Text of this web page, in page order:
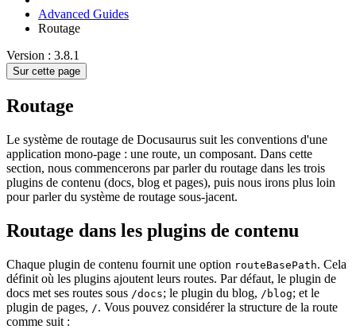
Advanced Guides
Routage
Version : 3.8.1
Sur cette page
Routage
Le système de routage de Docusaurus suit les conventions d'une
application mono-page : une route, un composant. Dans cette
section, nous commencerons par parler du routage dans les trois
plugins de contenu (docs, blog et pages), puis nous irons plus loin
pour parler du système de routage sous-jacent.
Routage dans les plugins de contenu
Chaque plugin de contenu fournit une option routeBasePath. Cela
définit où les plugins ajoutent leurs routes. Par défaut, le plugin de
docs met ses routes sous /docs; le plugin du blog, /blog; et le
plugin de pages, /. Vous pouvez considérer la structure de la route
comme suit :